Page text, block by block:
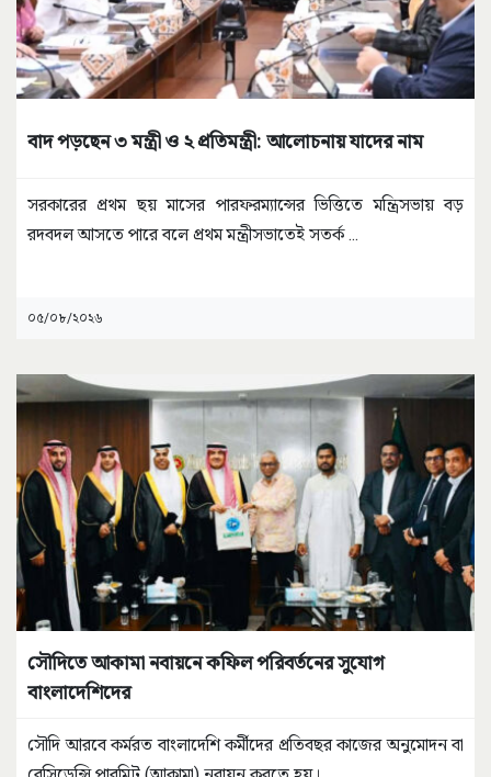
বাদ পড়ছেন ৩ মন্ত্রী ও ২ প্রতিমন্ত্রী: আলোচনায় যাদের নাম
সরকারের প্রথম ছয় মাসের পারফরম্যান্সের ভিত্তিতে মন্ত্রিসভায় বড়
রদবদল আসতে পারে বলে প্রথম মন্ত্রীসভাতেই সতর্ক ...
০৫/০৮/২০২৬
সৌদিতে আকামা নবায়নে কফিল পরিবর্তনের সুযোগ
বাংলাদেশিদের
সৌদি আরবে কর্মরত বাংলাদেশি কর্মীদের প্রতিবছর কাজের অনুমোদন বা